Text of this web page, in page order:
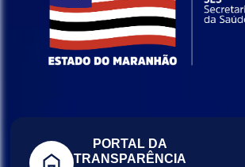
PORTAL DA
TRANSPARÊNCIA